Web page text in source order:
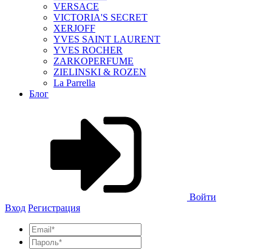
VERSACE
VICTORIA'S SECRET
XERJOFF
YVES SAINT LAURENT
YVES ROCHER
ZARKOPERFUME
ZIELINSKI & ROZEN
La Parrella
Блог
Войти
Вход Регистрация